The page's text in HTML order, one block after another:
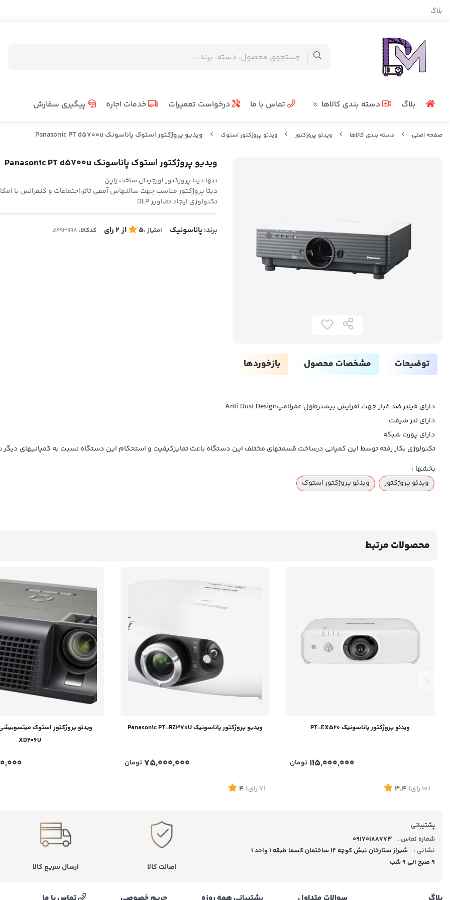
بلاگ
بلاگ دسته بندی کالاها تماس با ما درخواست تعمیرات خدمات اجاره پیگیری سفارش
صفحه اصلی دسته بندی کالاها ویدئو پروژکتور ویدئو پروژکتور استوک ویدیو پروژکتور استوک پاناسونک Panasonic PT d5700u
ویدیو پروژکتور استوک پاناسونک Panasonic PT d5700u
تنها ديتا پروژکتور اورجينال ساخت ژاپن
ديتا پروژکتور مناسب جهت سالنهاس آمفي تاتر،اجتماعات و کنفرانس با
تکنولوژي ايجاد تصاوير DLP
برند:پاناسونیک امتیاز :5 از 2رای کدکالا:
توضیحات مشخصات محصول بازخوردها
داراي فيلتر ضد غبار جهت افزايش بيشترطول عمرلامپAnti Dust Design
داراي لنز شيفت
داراي پورت شبکه
تکنولوژي بکار رفته توسط اين کمپاني درساخت قسمتهاي مختلف اين دستگاه باعث تمايزکيفيت و استحکام اين دستگاه نسبت به کمپانيهاي
بخشها :
ویدئو پروژکتور
ویدئو پروژکتور استوک
محصولات مرتبط
ویدئو پروژکتور پاناسونیک PT-EX520
115,000,000 تومان
(10 رای)
3.4
ویدیو پروژکتور پاناسونیک Panasonic PT-RZ370U
75,000,000تومان
(7 رای)
4
XD206U
پشتیبانی
شماره تماس :
09170188773
نشانی :
شیراز ستارخان نبش کوچه 12 ساختمان کسما طبقه 1 واحد 1
9 صبح الی 9 شب
اصالت کالا ارسال سریع کالا